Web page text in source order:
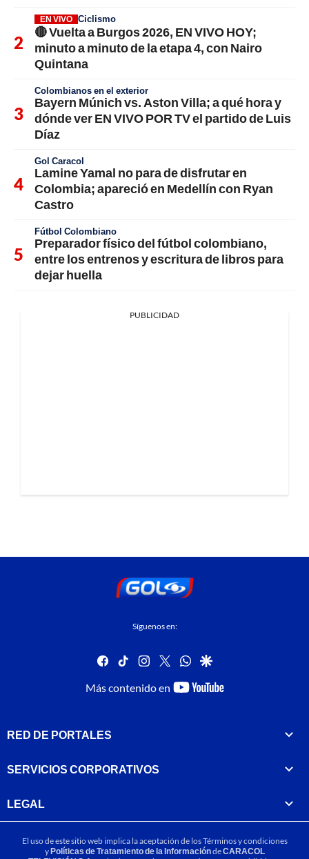
EN VIVO Ciclismo
🔴 Vuelta a Burgos 2026, EN VIVO HOY;
minuto a minuto de la etapa 4, con Nairo
Quintana
Colombianos en el exterior
Bayern Múnich vs. Aston Villa; a qué hora y
dónde ver EN VIVO POR TV el partido de Luis
Díaz
Gol Caracol
Lamine Yamal no para de disfrutar en
Colombia; apareció en Medellín con Ryan
Castro
Fútbol Colombiano
Preparador físico del fútbol colombiano,
entre los entrenos y escritura de libros para
dejar huella
PUBLICIDAD
Síguenos en:
facebook
tiktok instagram
twitterwhatsapp
google
Más contenido en
youtube-
RED DE PORTALES
SERVICIOS CORPORATIVOS
LEGAL
El uso de este sitio web implica la aceptación de losTérminos y condiciones
yPolíticas de Tratamiento de la InformacióndeCARACOL